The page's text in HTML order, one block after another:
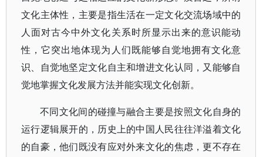
文化主体性，主要是指生活在一定文化交流场域中的
人面对古今中外文化关系时所显示出来的意识能动
性，它突出地体现为人们既能够自觉地拥有文化意
识、自觉地坚定文化自主和增进文化认同，又能够自
觉地掌握文化发展方法并能实现文化创新。
不同文化间的碰撞与融合主要是按照文化自身的
运行逻辑展开的，历史上的中国人民往往洋溢着文化
的自豪，他们既没有应对外来文化的焦虑，更不存在